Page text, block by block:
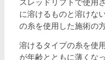
スレッドリフトで使用
に溶けるものと溶けな
の糸を使用した施術の
溶けるタイプの糸を使
が年齢とともに薄くな